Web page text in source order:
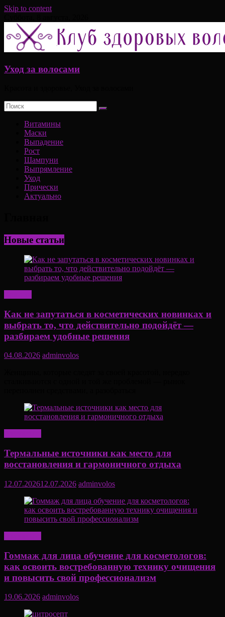
Skip to content
Уход за волосами
Витамины
Маски
Выпадение
Рост
Шампуни
Выпрямление
Уход
Прически
Актуально
Новые статьи
Как не запутаться в косметических новинках и
выбрать то, что действительно подойдёт —
разбираем удобные решения
04.08.2026 adminvolos
Термальные источники как место для
восстановления и гармоничного отдыха
12.07.202612.07.2026 adminvolos
Гоммаж для лица обучение для косметологов:
как освоить востребованную технику очищения
и повысить свой профессионализм
19.06.2026 adminvolos